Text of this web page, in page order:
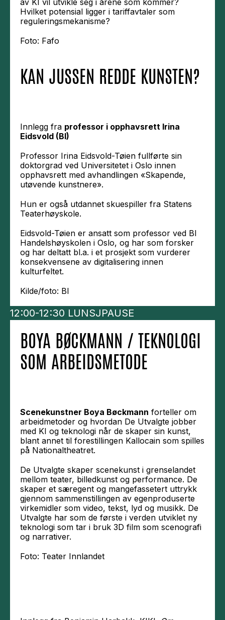
av KI vil utvikle seg i årene som kommer?
Hvilket potensial ligger i tariffavtaler som
reguleringsmekanisme?
Foto: Fafo
KAN JUSSEN REDDE KUNSTEN?
Innlegg fra professor i opphavsrett Irina
Eidsvold (BI)
Professor Irina Eidsvold-Tøien fullførte sin
doktorgrad ved Universitetet i Oslo innen
opphavsrett med avhandlingen «Skapende,
utøvende kunstnere».
Hun er også utdannet skuespiller fra Statens
Teaterhøyskole.
Eidsvold-Tøien er ansatt som professor ved BI
Handelshøyskolen i Oslo, og har som forsker
og har deltatt bl.a. i et prosjekt som vurderer
konsekvensene av digitalisering innen
kulturfeltet.
Kilde/foto: BI
12:00-12:30 LUNSJPAUSE
BOYA BØCKMANN / TEKNOLOGI
SOM ARBEIDSMETODE
Scenekunstner Boya Bøckmann forteller om
arbeidmetoder og hvordan De Utvalgte jobber
med KI og teknologi når de skaper sin kunst,
blant annet til forestillingen Kallocain som spilles
på Nationaltheatret.
De Utvalgte skaper scenekunst i grenselandet
mellom teater, billedkunst og performance. De
skaper et særegent og mangefassetert uttrykk
gjennom sammenstillingen av egenproduserte
virkemidler som video, tekst, lyd og musikk. De
Utvalgte har som de første i verden utviklet ny
teknologi som tar i bruk 3D film som scenografi
og narrativer.
Foto: Teater Innlandet